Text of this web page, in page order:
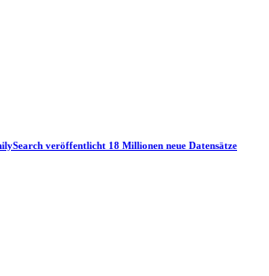
veröffentlicht 18 Millionen neue Datensätze